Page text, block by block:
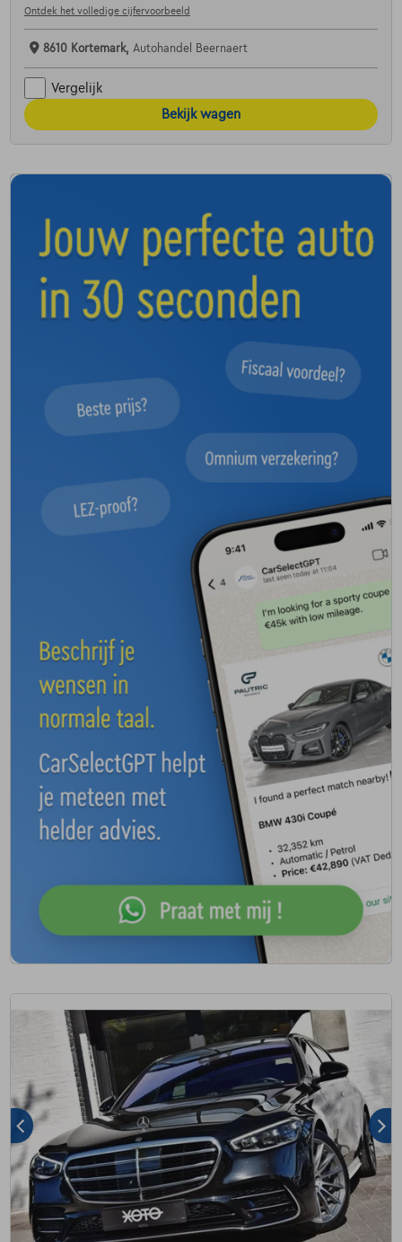
Ontdek het volledige cijfervoorbeeld
8610 Kortemark, Autohandel Beernaert
Vergelijk
Bekijk wagen